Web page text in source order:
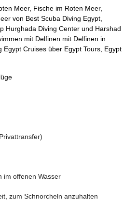
Meer, Fische im Roten Meer,
von Best Scuba Diving Egypt,
Hurghada Diving Center und Harshad
mit Delfinen mit Delfinen in
Egypt Cruises über Egypt Tours, Egypt
im offenen Wasser
zum Schnorcheln anzuhalten